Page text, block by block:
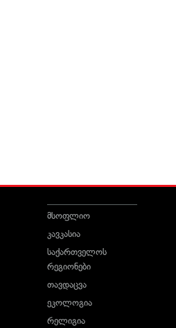
მსოფლიო
კავკასია
საქართველოს
რეგიონები
თავდაცვა
ეკოლოგია
რელიგია